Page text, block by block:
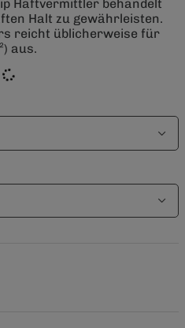
Haftvermittler behandelt
Halt zu gewährleisten.
reicht üblicherweise für
aus.